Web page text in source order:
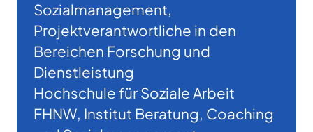
Sozialmanagement,
Projektverantwortliche in den
Bereichen Forschung und
Dienstleistung
Hochschule für Soziale Arbeit
FHNW, Institut Beratung, Coaching